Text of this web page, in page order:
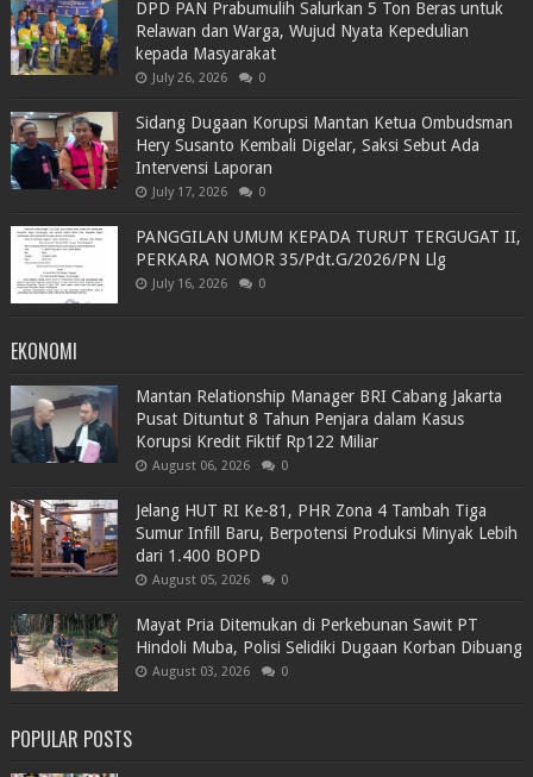
DPD PAN Prabumulih Salurkan 5 Ton Beras untuk
Relawan dan Warga, Wujud Nyata Kepedulian
kepada Masyarakat
July 26, 2026 0
Sidang Dugaan Korupsi Mantan Ketua Ombudsman
Hery Susanto Kembali Digelar, Saksi Sebut Ada
Intervensi Laporan
July 17, 2026 0
PANGGILAN UMUM KEPADA TURUT TERGUGAT II,
PERKARA NOMOR 35/Pdt.G/2026/PN Llg
July 16, 2026 0
EKONOMI
Mantan Relationship Manager BRI Cabang Jakarta
Pusat Dituntut 8 Tahun Penjara dalam Kasus
Korupsi Kredit Fiktif Rp122 Miliar
August 06, 2026 0
Jelang HUT RI Ke-81, PHR Zona 4 Tambah Tiga
Sumur Infill Baru, Berpotensi Produksi Minyak Lebih
dari 1.400 BOPD
August 05, 2026 0
Mayat Pria Ditemukan di Perkebunan Sawit PT
Hindoli Muba, Polisi Selidiki Dugaan Korban Dibuang
August 03, 2026 0
POPULAR POSTS